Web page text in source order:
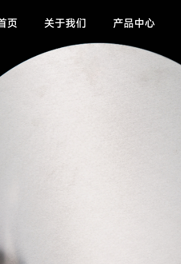
页 关于我们 产品中心